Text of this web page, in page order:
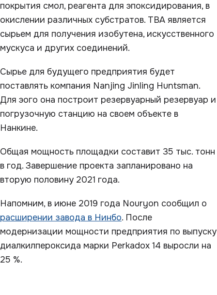
покрытия смол, реагента для эпоксидирования, в
окислении различных субстратов. TBA является
сырьем для получения изобутена, искусственного
мускуса и других соединений.
Сырье для будущего предприятия будет
поставлять компания Nanjing Jinling Huntsman.
Для эого она построит резервуарный резервуар и
погрузочную станцию на своем объекте в
Нанкине.
Общая мощность площадки составит 35 тыс. тонн
в год. Завершение проекта запланировано на
вторую половину 2021 года.
Напомним, в июне 2019 года Nouryon сообщил о
расширении завода в Нинбо. После
модернизации мощности предприятия по выпуску
диалкилпероксида марки Perkadox 14 выросли на
25 %.